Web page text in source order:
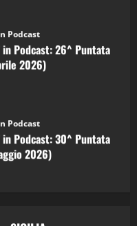
Podcast: 26^ Puntata
2026)
Podcast: 30^ Puntata
2026)
Podcast: 29^ Puntata